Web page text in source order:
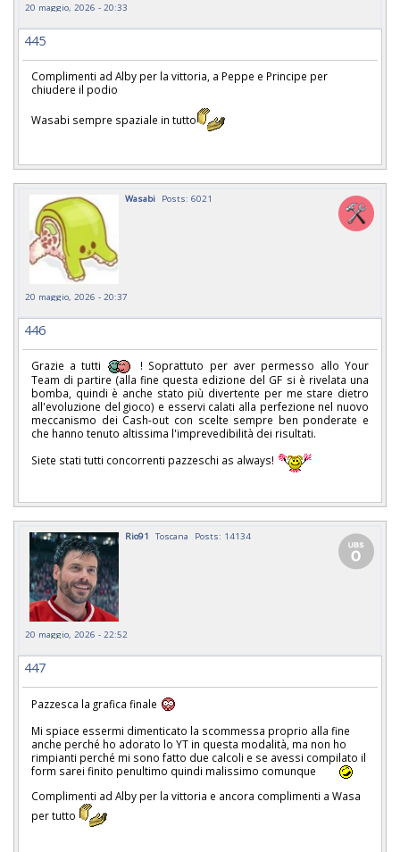
20 maggio, 2026 - 20:33
445
Complimenti ad Alby per la vittoria, a Peppe e Principe per
chiudere il podio
Wasabi sempre spaziale in tutto
Wasabi Posts: 6021
20 maggio, 2026 - 20:37
446
Grazie a tutti
! Soprattuto per aver permesso allo Your
Team di partire (alla fine questa edizione del GF si è rivelata una
bomba, quindi è anche stato più divertente per me stare dietro
all'evoluzione del gioco) e esservi calati alla perfezione nel nuovo
meccanismo dei Cash-out con scelte sempre ben ponderate e
che hanno tenuto altissima l'imprevedibilità dei risultati.
Siete stati tutti concorrenti pazzeschi as always!
Rio91 Toscana Posts: 14134
20 maggio, 2026 - 22:52
447
Pazzesca la grafica finale
Mi spiace essermi dimenticato la scommessa proprio alla fine
anche perché ho adorato lo YT in questa modalità, ma non ho
rimpianti perché mi sono fatto due calcoli e se avessi compilato il
form sarei finito penultimo quindi malissimo comunque
Complimenti ad Alby per la vittoria e ancora complimenti a Wasa
per tutto